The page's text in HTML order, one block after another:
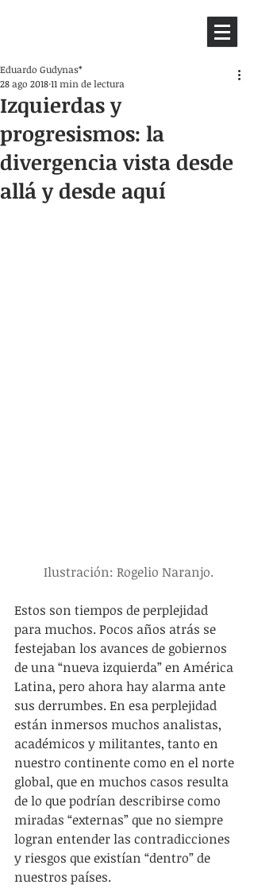
Izquierdas y
progresismos: la
divergencia vista desde
allá y desde aquí
Eduardo Gudynas*
28 ago 201811 min de lectura
Ilustración: Rogelio Naranjo.
Estos son tiempos de perplejidad
para muchos. Pocos años atrás se
festejaban los avances de gobiernos
de una “nueva izquierda” en América
Latina, pero ahora hay alarma ante
sus derrumbes. En esa perplejidad
están inmersos muchos analistas,
académicos y militantes, tanto en
nuestro continente como en el norte
global, que en muchos casos resulta
de lo que podrían describirse como
miradas “externas” que no siempre
logran entender las contradicciones
y riesgos que existían “dentro” de
nuestros países.